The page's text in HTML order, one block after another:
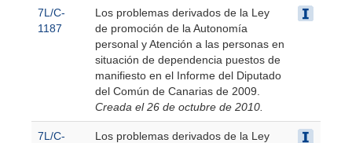
7L/C-
1187
Los problemas derivados de la Ley
de promoción de la Autonomía
personal y Atención a las personas en
situación de dependencia puestos de
manifiesto en el Informe del Diputado
del Común de Canarias de 2009.
Creada el 26 de octubre de 2010.
7L/C-
Los problemas derivados de la Ley